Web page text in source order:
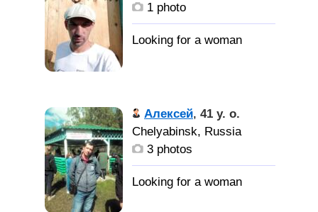
1 photo
Алексей, 41 y. o.
Chelyabinsk, Russia
3 photos